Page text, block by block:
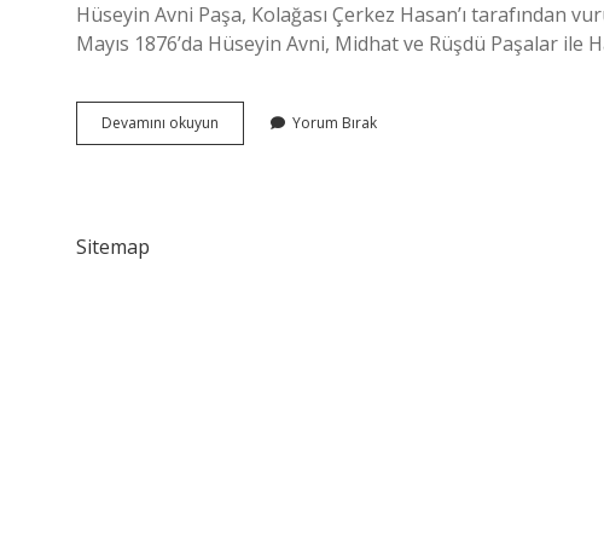
Hüseyin Avni Paşa, Kolağası Çerkez Hasan’ı tarafından
Mayıs 1876’da Hüseyin Avni, Midhat ve Rüşdü Paşalar
Devamını okuyun
Darbesinde
Yorum Bırak
Sitemap